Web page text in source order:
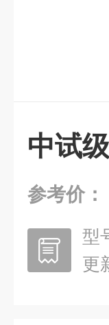
中试
参考价：
型
更